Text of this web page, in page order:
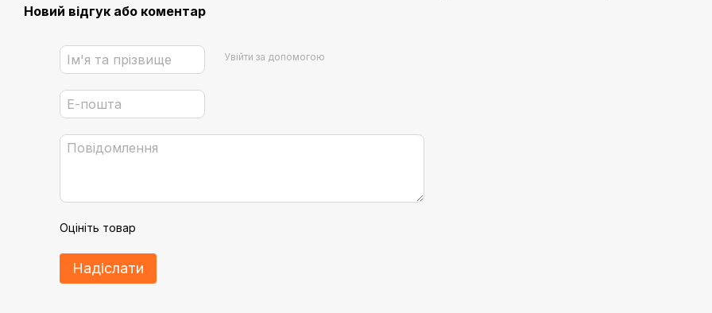
Новий відгук або коментар
Увійти за допомогою
Оцініть товар
Надіслати